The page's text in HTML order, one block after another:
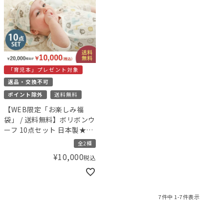
「育児本」プレゼント対象
返品・交換不可
ポイント除外
送料無料
【WEB限定「お楽しみ福
袋」 / 送料無料】ボリボンウ
ーフ 10点セット 日本製★出
産準備福袋 【小児科医の育
全2種
¥10,000税込
7件中 1-7件表示